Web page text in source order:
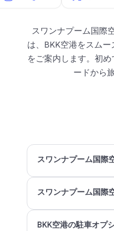
スワンナプーム国際
は、BKK空港をスム
をご案内します。初
ードから
スワンナプーム国際
スワンナプーム国際
BKK空港の駐車オプ